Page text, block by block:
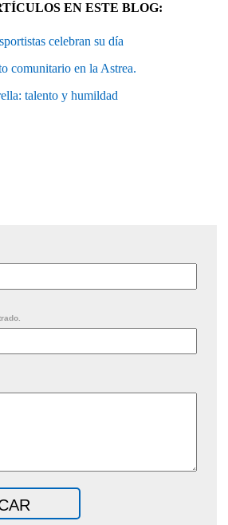
EN ESTE BLOG:
celebran su día
comunitario en la Astrea.
talento y humildad